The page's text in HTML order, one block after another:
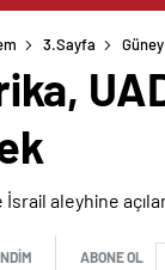
3.Sayfa
ABONE OL